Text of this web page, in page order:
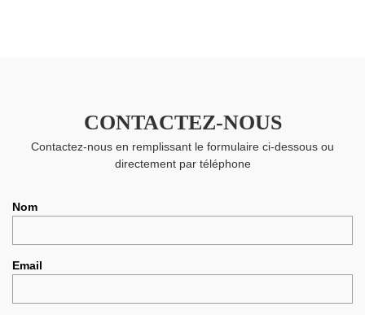
CONTACTEZ-NOUS
Contactez-nous en remplissant le formulaire ci-dessous ou
directement par téléphone
Nom
Email